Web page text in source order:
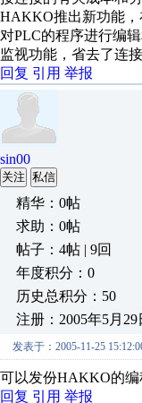
HAKKO推出新功能
对PLC的程序进行编
监视功能，省去了连
回复 引用 举报
sin00
关注 私信
精华：0帖
求助：0帖
帖子：4帖 | 9回
年度积分：0
历史总积分：50
注册：2005年5月29
发表于：2005-11-25
可以发份HAKKO的
回复 引用 举报